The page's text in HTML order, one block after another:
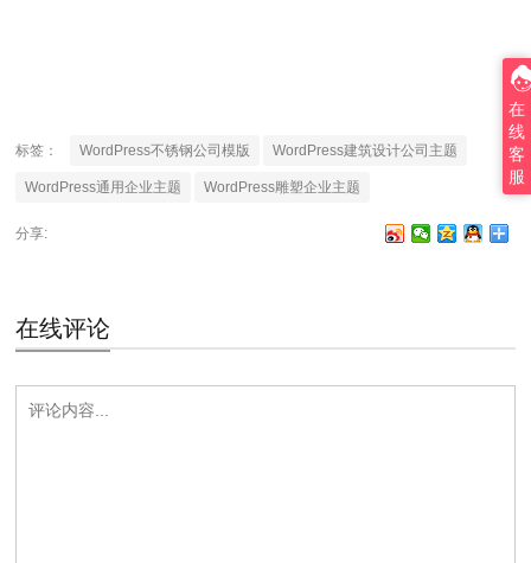
标签： WordPress不锈钢公司模版 WordPress建筑设计公司主题
WordPress通用企业主题 WordPress雕塑企业主题
分享:
在线评论
在
线
客
服